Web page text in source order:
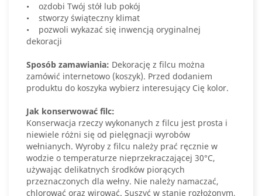
• ozdobi Twój stół lub pokój
• stworzy świąteczny klimat
• pozwoli wykazać się inwencją oryginalnej
dekoracji
Sposób zamawiania: Dekorację z filcu można
zamówić internetowo (koszyk). Przed dodaniem
produktu do koszyka wybierz interesujący Cię kolor.
Jak konserwować filc:
Konserwacja rzeczy wykonanych z filcu jest prosta i
niewiele różni się od pielęgnacji wyrobów
wełnianych. Wyroby z filcu należy prać ręcznie w
wodzie o temperaturze nieprzekraczającej 30°C,
używając delikatnych środków piorących
przeznaczonych dla wełny. Nie należy namaczać,
chlorować oraz wirować. Suszyć w stanie rozłożonym,